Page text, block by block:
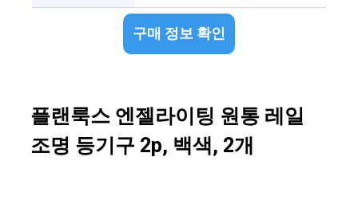
구매 정보 확인
플랜룩스 엔젤라이팅 원통 레일
조명 등기구 2p, 백색, 2개